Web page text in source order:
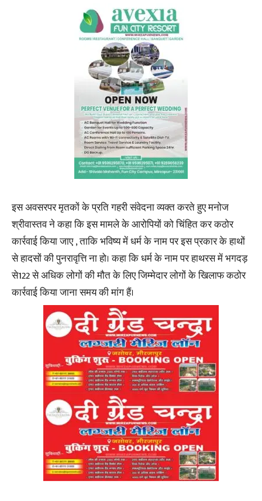
इस अवसरपर मृतकों के प्रति गहरी संवेदना व्यक्त करते हुए मनोज
श्रीवास्तव ने कहा कि इस मामले के आरोपियों को चिंहित कर कठोर
कार्रवाई किया जाए , ताकि भविष्य में धर्म के नाम पर इस प्रकार के हाथों
से हादसों की पुनरावृत्ति ना हो। कहा कि धर्म के नाम पर हाथरस में भगदड़
से122 से अधिक लोगों की मौत के लिए जिम्मेदार लोगों के खिलाफ कठोर
कार्रवाई किया जाना समय की मांग हैं।